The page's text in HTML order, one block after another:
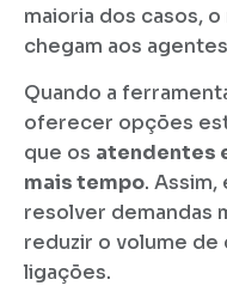
maioria dos casos,
chegam aos
Quando a
oferecer opções
que os atendentes
mais tempo.
resolver demandas
reduzir o volume de
ligações.